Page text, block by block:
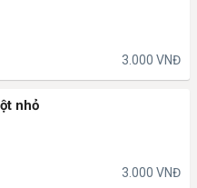
3.000 VNĐ
nhỏ
3.000 VNĐ